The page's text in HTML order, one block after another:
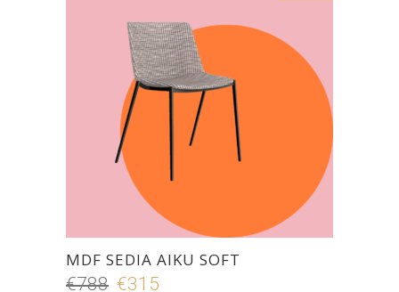
MDF SEDIA AIKU SOFT
€788 Il
€315